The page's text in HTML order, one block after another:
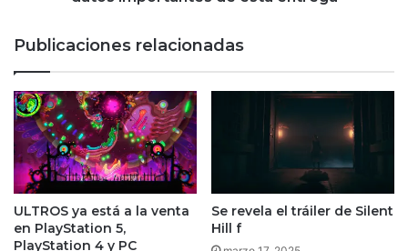
del
juego
revela
datos
importantes
de
esta
entrega
Publicaciones relacionadas
ULTROS ya está a la venta
en PlayStation 5,
PlayStation 4 y PC
Se revela el tráiler de Silent
Hill f